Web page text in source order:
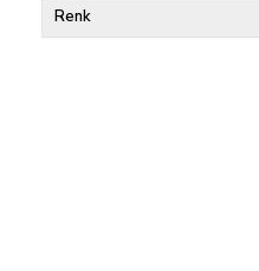
Renk